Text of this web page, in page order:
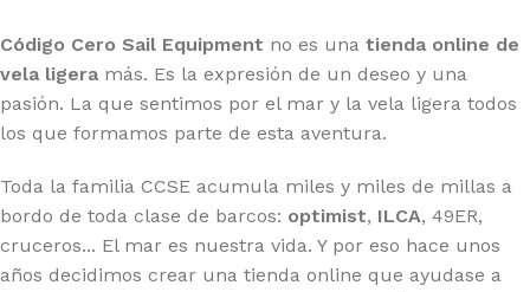
Código Cero Sail Equipment no es una tienda online de
vela ligera más. Es la expresión de un deseo y una
pasión. La que sentimos por el mar y la vela ligera todos
los que formamos parte de esta aventura.
Toda la familia CCSE acumula miles y miles de millas a
bordo de toda clase de barcos: optimist, ILCA, 49ER,
cruceros... El mar es nuestra vida. Y por eso hace unos
años decidimos crear una tienda online que ayudase a